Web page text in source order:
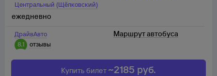
Центральный (Щёлковский)
ДрайвАвто
8,1
отзывы
ежедневно
Маршрут автобуса
Купить билет ~2185 руб.